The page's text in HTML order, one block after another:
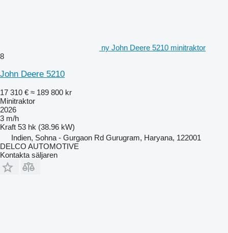
ny John Deere 5210 minitraktor
8
John Deere 5210
17 310 € ≈ 189 800 kr
Minitraktor
2026
3 m/h
Kraft 53 hk (38.96 kW)
Indien, Sohna - Gurgaon Rd Gurugram, Haryana, 122001
DELCO AUTOMOTIVE
Kontakta säljaren